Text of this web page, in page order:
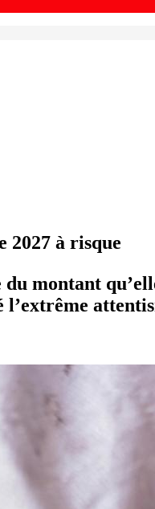
2027 à risque
montant
l’extrême